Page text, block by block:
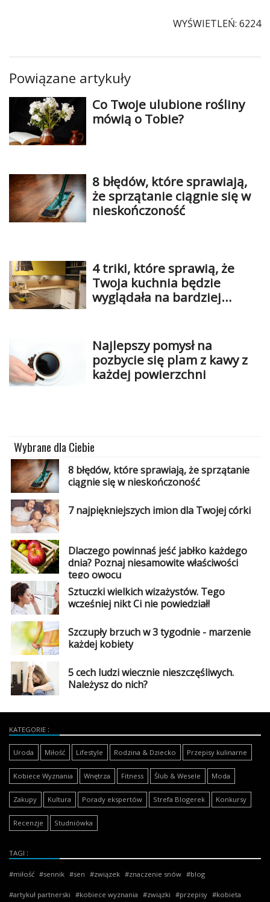
WYŚWIETLEŃ: 6224
Powiązane artykuły
Co Twoje ulubione rośliny
mówią o Tobie?
8 błędów, które sprawiają,
że sprzątanie ciągnie się w
nieskończoność
4 triki, które sprawią, że
Twoja kuchnia będzie
wyglądała na bardziej
Najlepszy pomysł na
pozbycie się plam z kawy z
każdej powierzchni
Wybrane dla Ciebie
8 błędów, które sprawiają, że sprzątanie
ciągnie się w nieskończoność
7 najpiękniejszych imion dla Twojej córki
Dlaczego powinnaś jeść jabłko każdego
dnia? Poznaj niesamowite właściwości
tego owocu
Sztuczki wielkich wizażystów. Tego
wcześniej nikt Ci nie powiedział!
Szczupły brzuch w 3 tygodnie - marzenie
każdej kobiety
5 cech ludzi wiecznie nieszczęśliwych.
Należysz do nich?
KATEGORIE
Uroda Miłość Lifestyle Rodzina & Dziecko Przepisy kulinarne
Kobiece Wyznania Wnętrza Fitness Ślub & Wesele Moda
Zakupy Kultura Porady ekspertów Strefa Blogerek Konkursy
Recenzje Studniówka
TAGI
miłość sennik sen związek znaczenie snów blog
artykuł partnerski kobiece wyznania związki przepisy kobieta